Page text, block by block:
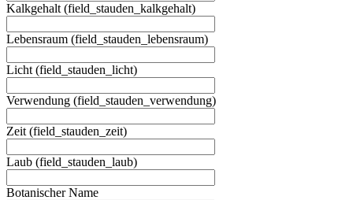
Kalkgehalt (field_stauden_kalkgehalt)
Lebensraum (field_stauden_lebensraum)
Licht (field_stauden_licht)
Verwendung (field_stauden_verwendung)
Zeit (field_stauden_zeit)
Laub (field_stauden_laub)
Botanischer Name